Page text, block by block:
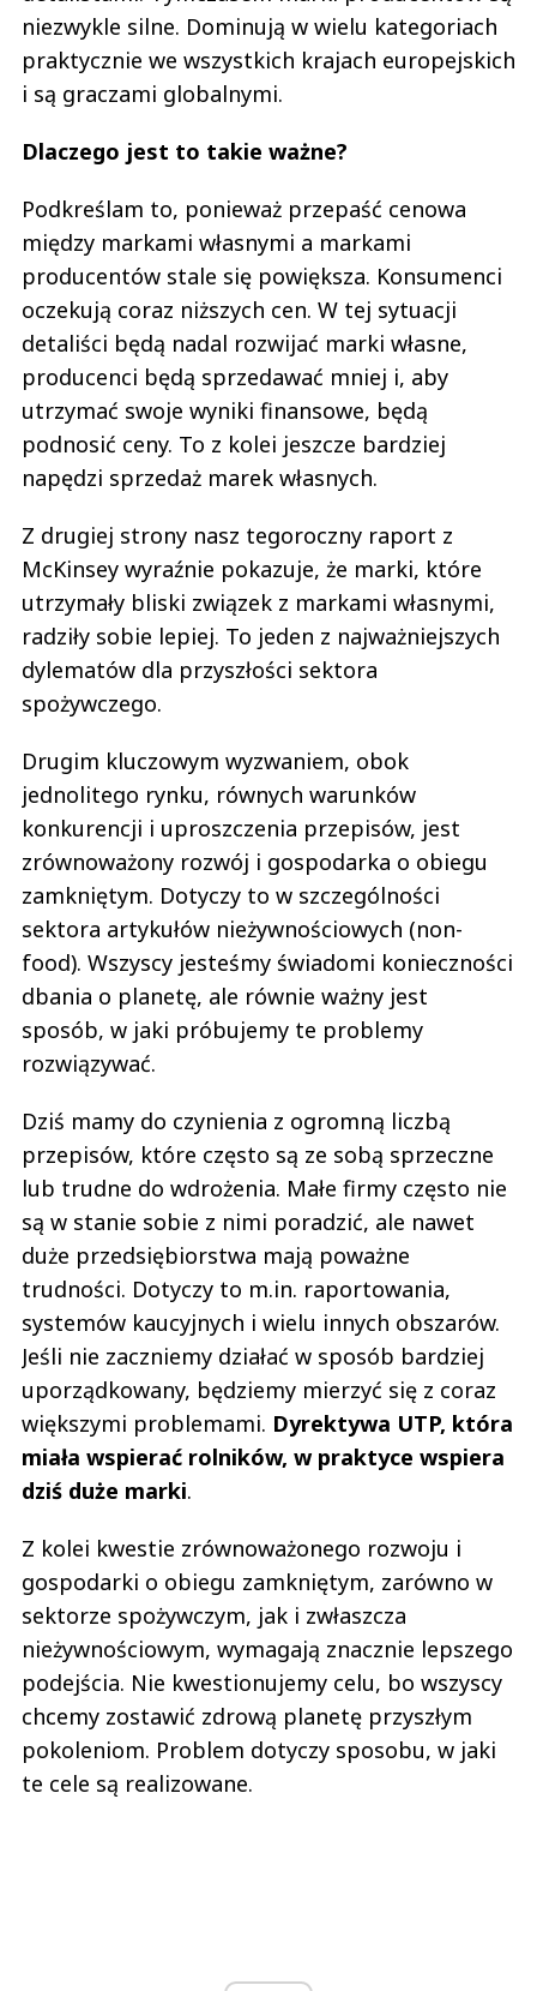
niezwykle silne. Dominują w wielu kategoriach
praktycznie we wszystkich krajach europejskich
i są graczami globalnymi.
Dlaczego jest to takie ważne?
Podkreślam to, ponieważ przepaść cenowa
między markami własnymi a markami
producentów stale się powiększa. Konsumenci
oczekują coraz niższych cen. W tej sytuacji
detaliści będą nadal rozwijać marki własne,
producenci będą sprzedawać mniej i, aby
utrzymać swoje wyniki finansowe, będą
podnosić ceny. To z kolei jeszcze bardziej
napędzi sprzedaż marek własnych.
Z drugiej strony nasz tegoroczny raport z
McKinsey wyraźnie pokazuje, że marki, które
utrzymały bliski związek z markami własnymi,
radziły sobie lepiej. To jeden z najważniejszych
dylematów dla przyszłości sektora
spożywczego.
Drugim kluczowym wyzwaniem, obok
jednolitego rynku, równych warunków
konkurencji i uproszczenia przepisów, jest
zrównoważony rozwój i gospodarka o obiegu
zamkniętym. Dotyczy to w szczególności
sektora artykułów nieżywnościowych (non-
food). Wszyscy jesteśmy świadomi konieczności
dbania o planetę, ale równie ważny jest
sposób, w jaki próbujemy te problemy
rozwiązywać.
Dziś mamy do czynienia z ogromną liczbą
przepisów, które często są ze sobą sprzeczne
lub trudne do wdrożenia. Małe firmy często nie
są w stanie sobie z nimi poradzić, ale nawet
duże przedsiębiorstwa mają poważne
trudności. Dotyczy to m.in. raportowania,
systemów kaucyjnych i wielu innych obszarów.
Jeśli nie zaczniemy działać w sposób bardziej
uporządkowany, będziemy mierzyć się z coraz
większymi problemami. Dyrektywa UTP, która
miała wspierać rolników, w praktyce wspiera
dziś duże marki.
Z kolei kwestie zrównoważonego rozwoju i
gospodarki o obiegu zamkniętym, zarówno w
sektorze spożywczym, jak i zwłaszcza
nieżywnościowym, wymagają znacznie lepszego
podejścia. Nie kwestionujemy celu, bo wszyscy
chcemy zostawić zdrową planetę przyszłym
pokoleniom. Problem dotyczy sposobu, w jaki
te cele są realizowane.